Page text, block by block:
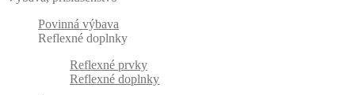
Povinná výbava
Reflexné doplnky
Reflexné prvky
Reflexné doplnky